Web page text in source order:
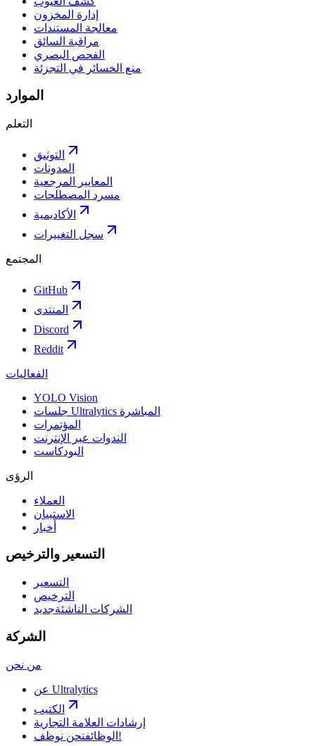
إدارة المخزون
معالجة المستندات
مراقبة السائق
الفحص البصري
منع الخسائر في التجزئة
الموارد
التعلم
التوثيق
المدونات
المعايير المرجعية
مسرد المصطلحات
الأكاديمية
سجل التغييرات
المجتمع
GitHub
المنتدى
Discord
Reddit
الفعاليات
YOLO Vision
جلسات Ultralytics المباشرة
المؤتمرات
الندوات عبر الإنترنت
البودكاست
الرؤى
العملاء
الاستبيان
أخبار
التسعير والترخيص
التسعير
الترخيص
الشركات الناشئةجديد
الشركة
من نحن
عن Ultralytics
الكتيب
إرشادات العلامة التجارية
الوظائف نحن نوظف!